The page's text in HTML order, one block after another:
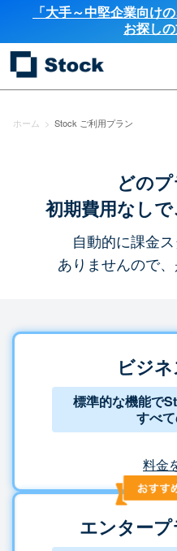
「大手～中堅企業向け
お探し
ホーム > Stock ご利用プラン
どのプ
初期費用なしで
自動的に課金
ありませんので
ビジ
標準的な機能で
すべ
料金
エンター